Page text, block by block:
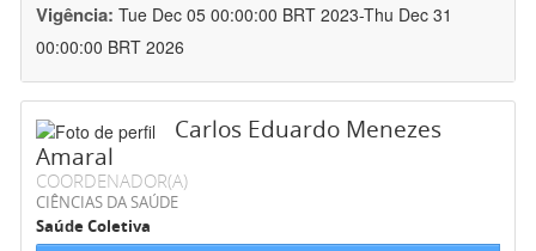
Vigência: Tue Dec 05 00:00:00 BRT 2023-Thu Dec 31
00:00:00 BRT 2026
Carlos Eduardo Menezes
Amaral
COORDENADOR(A)
CIÊNCIAS DA SAÚDE
Saúde Coletiva